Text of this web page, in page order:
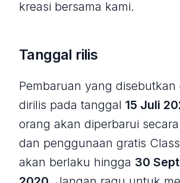
kreasi bersama kami.
Tanggal rilis
Pembaruan yang disebutkan
dirilis pada tanggal 15 Juli
orang akan diperbarui
dan penggunaan gratis
akan berlaku hingga 30